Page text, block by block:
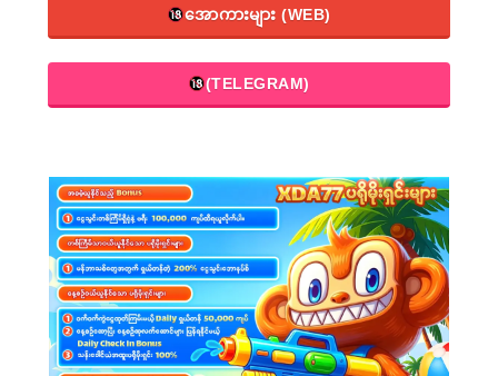
အောကားများ (WEB)
(TELEGRAM)